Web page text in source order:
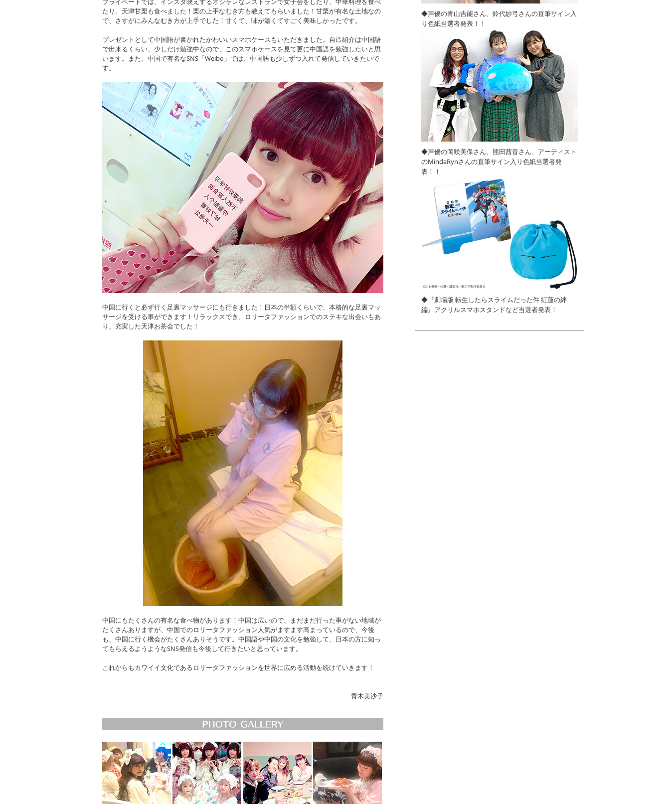
たり。天津甘栗も食べました！栗の上手なむき方も教えてもらいました！甘栗が有名な土地なの
で、さすがにみんなむき方が上手でした！甘くて、味が濃くてすごく美味しかったです。
プレゼントとして中国語が書かれたかわいいスマホケースもいただきました。自己紹介は中国語
で出来るくらい、少しだけ勉強中なので、このスマホケースを見て更に中国語を勉強したいと思
います。また、中国で有名なSNS「Weibo」では、中国語も少しずつ入れて発信していきたいで
す。
中国に行くと必ず行く足裏マッサージにも行きました！日本の半額くらいで、本格的な足裏マッ
サージを受ける事ができます！リラックスでき、ロリータファッションでのステキな出会いもあ
り、充実した天津お茶会でした！
中国にもたくさんの有名な食べ物があります！中国は広いので、まだまだ行った事がない地域が
たくさんありますが、中国でのロリータファッション人気がますます高まっているので、今後
も、中国に行く機会がたくさんありそうです。中国語や中国の文化を勉強して、日本の方に知っ
てもらえるようようなSNS発信も今後して行きたいと思っています。
これからもカワイイ文化であるロリータファッションを世界に広める活動を続けていきます！
青木美沙子
◆声優の青山吉能さん、鈴代紗弓さんの直筆サイン入
り色紙当選者発表！！
◆声優の岡咲美保さん、熊田茜音さん、アーティスト
のMindaRynさんの直筆サイン入り色紙当選者発
表！！
◆『劇場版 転生したらスライムだった件 紅蓮の絆
編』アクリルスマホスタンドなど当選者発表！